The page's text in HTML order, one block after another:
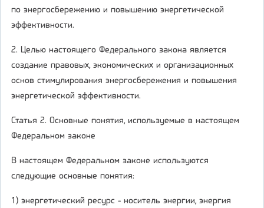
по энергосбережению и повышению энергетической
эффективности.
2. Целью настоящего Федерального закона является
создание правовых, экономических и организационных
основ стимулирования энергосбережения и повышения
энергетической эффективности.
Статья 2. Основные понятия, используемые в настоящем
Федеральном законе
В настоящем Федеральном законе используются
следующие основные понятия:
1) энергетический ресурс - носитель энергии, энергия